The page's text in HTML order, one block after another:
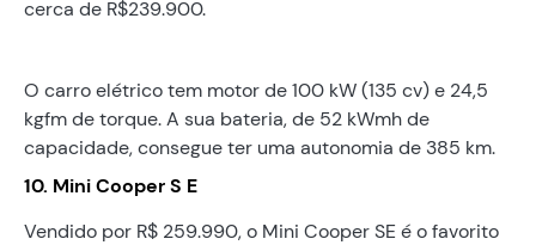
cerca de R$239.900.
O carro elétrico tem motor de 100 kW (135 cv) e 24,5
kgfm de torque. A sua bateria, de 52 kWmh de
capacidade, consegue ter uma autonomia de 385 km.
10. Mini Cooper S E
Vendido por R$ 259.990, o Mini Cooper SE é o favorito